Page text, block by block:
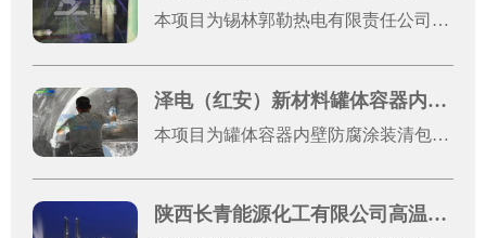
本项目为锡林郭勒热电有限责任公司1号机光固化片材防腐施工工程，是厂区机组设备运维升级的重点防腐改造项目。热电发电机组长期处于高温、粉尘、酸碱水汽腐蚀的复杂工况环境，设备金属基材易出现锈蚀、老化、破损问题，不仅影响设备外观完整性，还会降低机组运行稳定性、缩短设备使用寿命，增加运维成本。
泽电（红安）新材料罐体容器内壁防腐涂装清包施工案例展示
本项目为罐体容器内壁防腐涂装清包施工工程，服务单位为泽电（红安）新材料有限公司，施工地址位于湖北省黄冈市红安县八里湾镇川东大道原集创云天2号厂房。本次施工对象为2台罐体容器金属内壁，整体施工总面积约50平方米，施工模式为纯手工清包施工，涵盖前期基体处理、焊缝打磨、表面清洁、防腐刷涂、瑕疵修整等全工序作业。
陕西长青能源化工有限公司高温浇注料应用案例